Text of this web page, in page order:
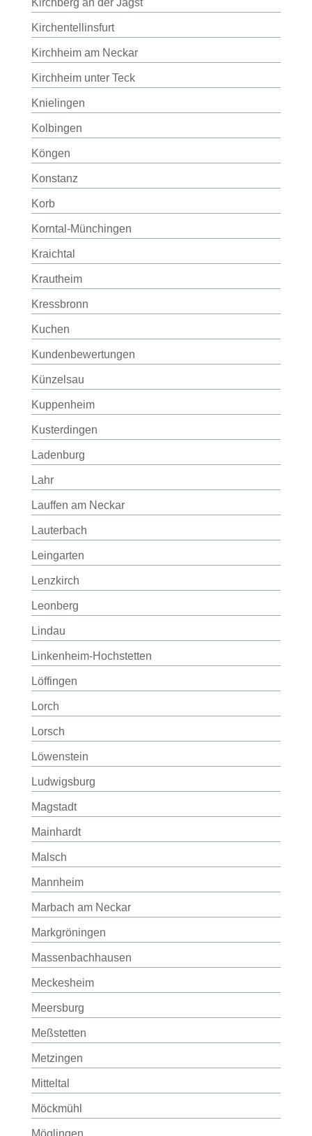
Kirchberg an der Jagst
Kirchentellinsfurt
Kirchheim am Neckar
Kirchheim unter Teck
Knielingen
Kolbingen
Köngen
Konstanz
Korb
Korntal-Münchingen
Kraichtal
Krautheim
Kressbronn
Kuchen
Kundenbewertungen
Künzelsau
Kuppenheim
Kusterdingen
Ladenburg
Lahr
Lauffen am Neckar
Lauterbach
Leingarten
Lenzkirch
Leonberg
Lindau
Linkenheim-Hochstetten
Löffingen
Lorch
Lorsch
Löwenstein
Ludwigsburg
Magstadt
Mainhardt
Malsch
Mannheim
Marbach am Neckar
Markgröningen
Massenbachhausen
Meckesheim
Meersburg
Meßstetten
Metzingen
Mitteltal
Möckmühl
Möglingen